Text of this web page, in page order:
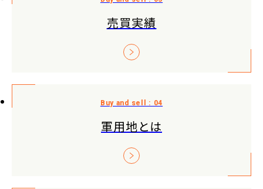
売買実績
軍用地とは